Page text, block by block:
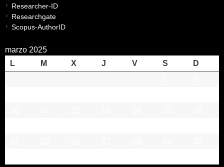
Researcher-ID
Researchgate
Scopus-AuthorID
marzo 2025
L
M X J V S
D